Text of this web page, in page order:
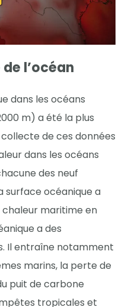
l’océan
dans les océans
m) a été la plus
de ces données
dans les océans
des neuf
surface océanique a
chaleur maritime en
a des
Il entraîne notamment
marins, la perte de
puit de carbone
tropicales et